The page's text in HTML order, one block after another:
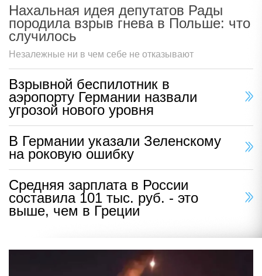
Нахальная идея депутатов Рады
породила взрыв гнева в Польше: что
случилось
Незалежные ни в чем себе не отказывают
Взрывной беспилотник в
аэропорту Германии назвали
угрозой нового уровня
В Германии указали Зеленскому
на роковую ошибку
Средняя зарплата в России
составила 101 тыс. руб. - это
выше, чем в Греции